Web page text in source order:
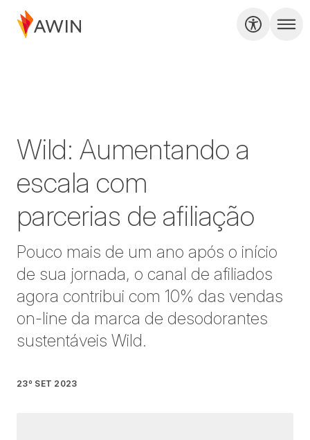
Wild: Aumentando a
escala com
parcerias de afiliação
Pouco mais de um ano após o início
de sua jornada, o canal de afiliados
agora contribui com 10% das vendas
on-line da marca de desodorantes
sustentáveis Wild.
23º SET 2023